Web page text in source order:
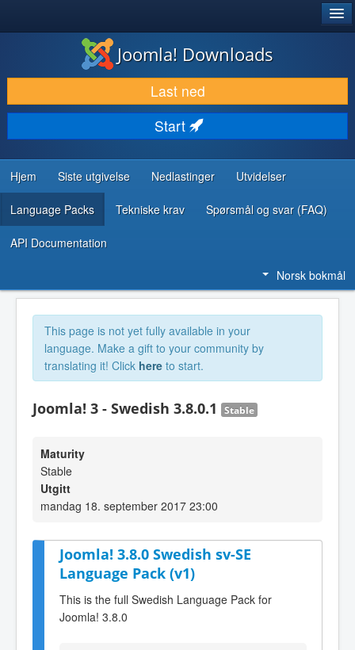
LAST NED & UTVID
OPPDAG & LÆR
SAMFUNN & BRUKERSTØTTE
UTVIKLINGSRESSURSER
Joomla! Downloads
Last ned
Start
Hjem Siste utgivelse Nedlastinger Utvidelser
Language Packs Tekniske krav Spørsmål og svar (FAQ)
API Documentation
Norsk bokmål
This page is not yet fully available in your
language. Make a gift to your community by
translating it! Click here to start.
Joomla! 3 - Swedish 3.8.0.1 Stable
Maturity
Stable
Utgitt
mandag 18. september 2017 23:00
Joomla! 3.8.0 Swedish sv-SE
Language Pack (v1)
This is the full Swedish Language Pack for
Joomla! 3.8.0